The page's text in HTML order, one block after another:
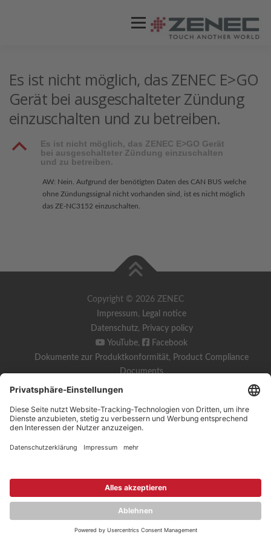
Menü
STORES / HÄNDLER SUPPORT
Es ist nicht möglich, das ZENEC E>GO
Gerät bei ausgeschalteter Zündung
einzuschalten und zu betreiben.
B
Es ist nicht möglich, das ZENEC E>GO Gerät
bei ausgeschalteter Zündung einzuschalten
und zu betreiben.
AW: Nein. Aufgrund der benötigten Daten des CAN BUS welche
ohne Zündungssignal nicht vorhanden sind, ist es nicht möglich
das ZE-NC3152 einzuschalten.
Copyright © 2026 ZENEC
Impressum, Legal notice
Datenschutz, Privacy policy
YouTube,
Facebook
Dokumente zur Produktkonformität, Product Compliance
Documents